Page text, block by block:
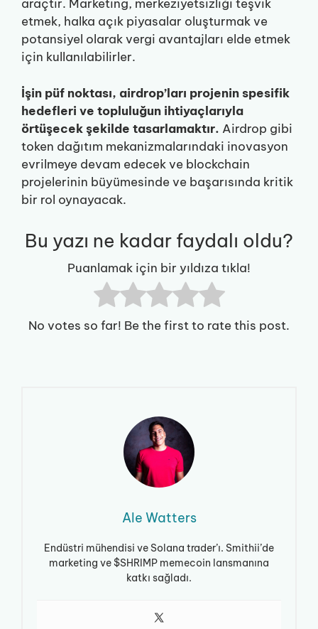
araçtır. Marketing, merkeziyetsizliği teşvik
etmek, halka açık piyasalar oluşturmak ve
potansiyel olarak vergi avantajları elde etmek
için kullanılabilirler.
İşin püf noktası, airdrop’ları projenin spesifik
hedefleri ve topluluğun ihtiyaçlarıyla
örtüşecek şekilde tasarlamaktır. Airdrop gibi
token dağıtım mekanizmalarındaki inovasyon
evrilmeye devam edecek ve blockchain
projelerinin büyümesinde ve başarısında kritik
bir rol oynayacak.
Bu yazı ne kadar faydalı oldu?
Puanlamak için bir yıldıza tıkla!
No votes so far! Be the first to rate this post.
Ale Watters
Endüstri mühendisi ve Solana trader’ı. Smithii’de
marketing ve $SHRIMP memecoin lansmanına
katkı sağladı.